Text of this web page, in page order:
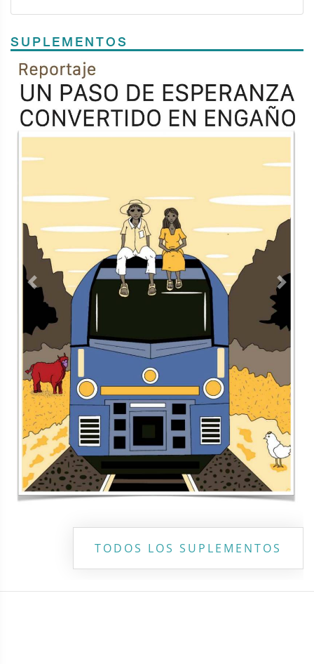
SUPLEMENTOS
Previous
TODOS LOS SUPLEMENTOS
Contacto Directorio Aviso de privacidad
Copyright ©2026 Todos los derechos reservados | La Jornada
Maya